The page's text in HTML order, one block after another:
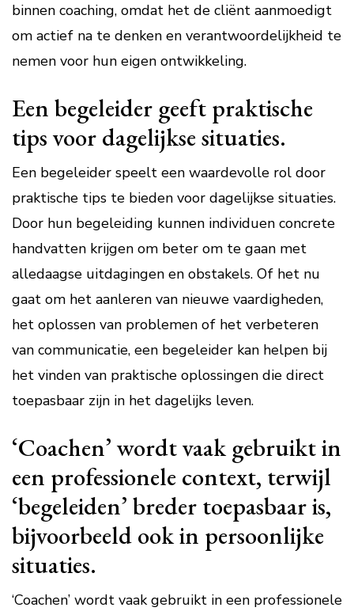
binnen coaching, omdat het de cliënt aanmoedigt
om actief na te denken en verantwoordelijkheid te
nemen voor hun eigen ontwikkeling.
Een begeleider geeft praktische
tips voor dagelijkse situaties.
Een begeleider speelt een waardevolle rol door
praktische tips te bieden voor dagelijkse situaties.
Door hun begeleiding kunnen individuen concrete
handvatten krijgen om beter om te gaan met
alledaagse uitdagingen en obstakels. Of het nu
gaat om het aanleren van nieuwe vaardigheden,
het oplossen van problemen of het verbeteren
van communicatie, een begeleider kan helpen bij
het vinden van praktische oplossingen die direct
toepasbaar zijn in het dagelijks leven.
‘Coachen’ wordt vaak gebruikt in
een professionele context, terwijl
‘begeleiden’ breder toepasbaar is,
bijvoorbeeld ook in persoonlijke
situaties.
‘Coachen’ wordt vaak gebruikt in een professionele